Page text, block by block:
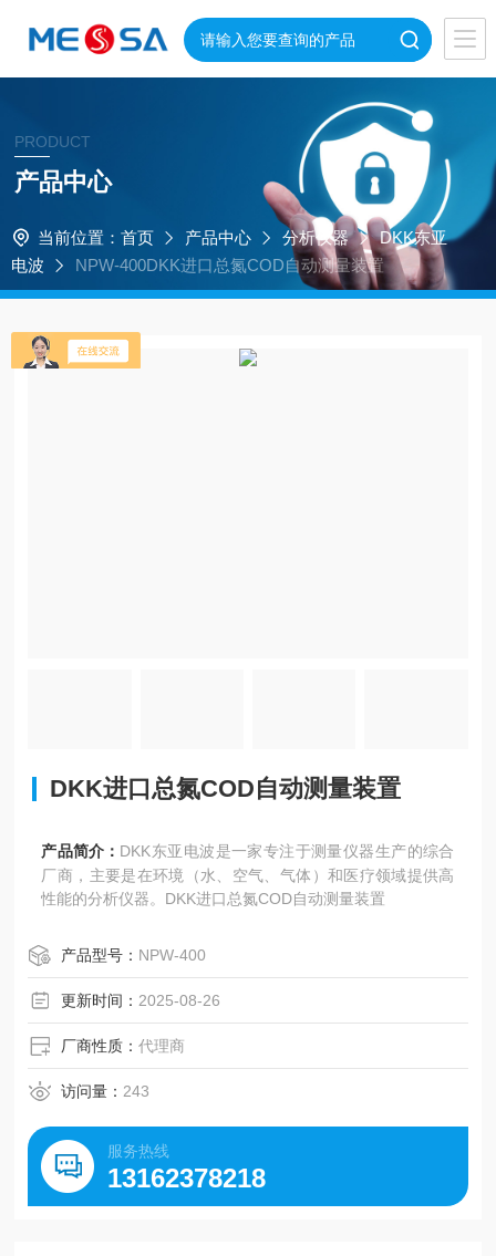
PRODUCT
产品中心
当前位置： 首页 产品中心 分析仪器
DKK东亚
电波
NPW-400DKK进口总氮COD自动测量装置
DKK进口总氮COD自动测量装置
产品简介： DKK东亚电波是一家专注于测量仪器生产的综合
厂商，主要是在环境（水、空气、气体）和医疗领域提供高
性能的分析仪器。DKK进口总氮COD自动测量装置
产品型号： NPW-400
更新时间： 2025-08-26
厂商性质：代理商
访问量： 243
服务热线
13162378218